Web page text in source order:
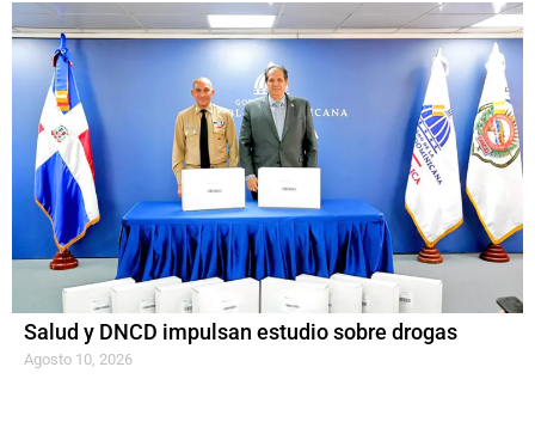
Salud y DNCD impulsan estudio sobre drogas
Agosto 10, 2026